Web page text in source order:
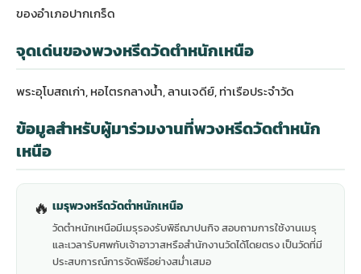
ของอำเภอปากเกร็ด
จุดเด่นของพวงหรีดวัดตำหนักเหนือ
พระอุโบสถเก่า, หอไตรกลางน้ำ, ลานเจดีย์, ท่าเรือประจำวัด
ข้อมูลสำหรับผู้มาร่วมงานที่พวงหรีดวัดตำหนัก
เหนือ
🔥 เมรุพวงหรีดวัดตำหนักเหนือ
วัดตำหนักเหนือมีเมรุรองรับพิธีฌาปนกิจ สอบถามการใช้งานเมรุ
และเวลารับศพกับเจ้าอาวาสหรือสำนักงานวัดได้โดยตรง เป็นวัดที่มี
ประสบการณ์การจัดพิธีอย่างสม่ำเสมอ